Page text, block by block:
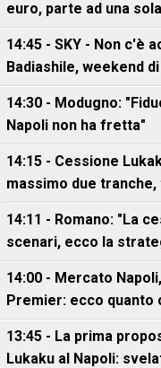
euro, parte ad una
14:45 - SKY - Non c'è
Badiashile, weekend
14:30 - Modugno:
Napoli non ha fretta"
14:15 - Cessione
massimo due
14:11 - Romano: "La
scenari, ecco la
14:00 - Mercato
Premier: ecco quanto
13:45 - La prima
Lukaku al Napoli: